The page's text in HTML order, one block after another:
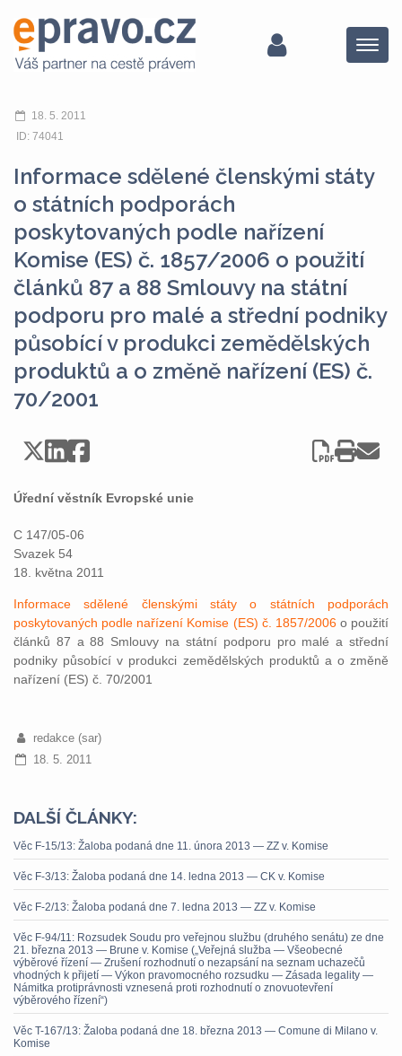
Menu
18. 5. 2011
ID: 74041
Informace sdělené členskými státy
o státních podporách
poskytovaných podle nařízení
Komise (ES) č. 1857/2006 o použití
článků 87 a 88 Smlouvy na státní
podporu pro malé a střední podniky
působící v produkci zemědělských
produktů a o změně nařízení (ES) č.
70/2001
Úřední věstník Evropské unie
C 147/05-06
Svazek 54
18. května 2011
Informace sdělené členskými státy o státních podporách
poskytovaných podle nařízení Komise (ES) č. 1857/2006 o použití
článků 87 a 88 Smlouvy na státní podporu pro malé a střední
podniky působící v produkci zemědělských produktů a o změně
nařízení (ES) č. 70/2001
redakce (sar)
18. 5. 2011
DALŠÍ ČLÁNKY:
Věc F-15/13: Žaloba podaná dne 11. února 2013 — ZZ v. Komise
Věc F-3/13: Žaloba podaná dne 14. ledna 2013 — CK v. Komise
Věc F-2/13: Žaloba podaná dne 7. ledna 2013 — ZZ v. Komise
Věc F-94/11: Rozsudek Soudu pro veřejnou službu (druhého senátu) ze dne
21. března 2013 — Brune v. Komise („Veřejná služba — Všeobecné
výběrové řízení — Zrušení rozhodnutí o nezapsání na seznam uchazečů
vhodných k přijetí — Výkon pravomocného rozsudku — Zásada legality —
Námitka protiprávnosti vznesená proti rozhodnutí o znovuotevření
výběrového řízení“)
Věc T-167/13: Žaloba podaná dne 18. března 2013 — Comune di Milano v.
Komise